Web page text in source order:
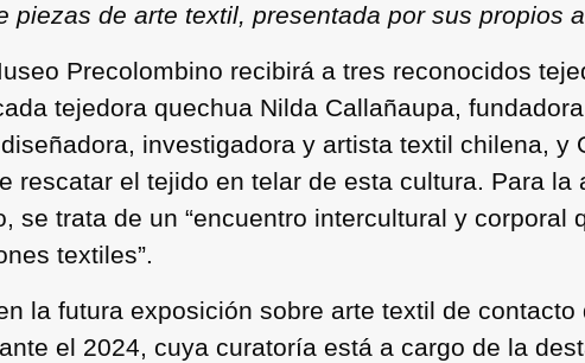
piezas de arte textil, presentada por sus propios
Precolombino recibirá a tres reconocidos
tejedora quechua Nilda Callañaupa,
investigadora y artista textil chilena, y
rescatar el tejido en telar de esta cultura. Para la
se trata de un “encuentro intercultural y corporal
textiles”.
la futura exposición sobre arte textil de
el 2024, cuya curatoría está a cargo de la